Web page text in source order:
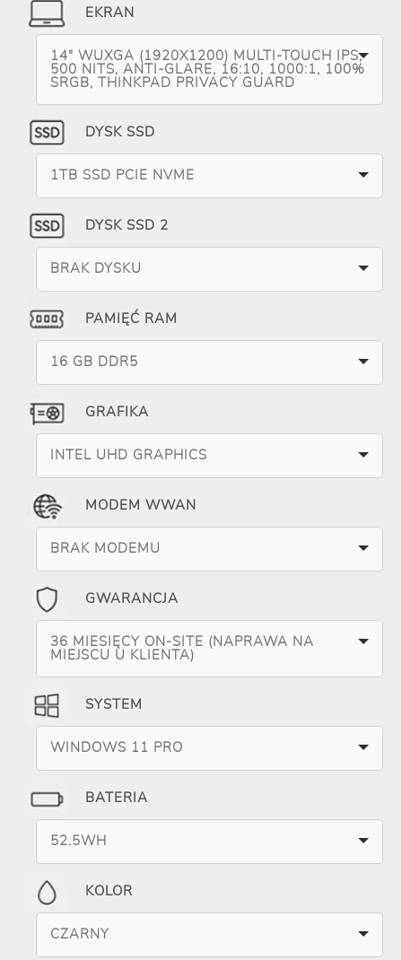
EKRAN
14" WUXGA (1920X1200) MULTI-TOUCH IPS,
500 NITS, ANTI-GLARE, 16:10, 1000:1, 100%
SRGB, THINKPAD PRIVACY GUARD
DYSK SSD
1TB SSD PCIE NVME
DYSK SSD 2
BRAK DYSKU
PAMIĘĆ RAM
16 GB DDR5
GRAFIKA
INTEL UHD GRAPHICS
MODEM WWAN
BRAK MODEMU
GWARANCJA
36 MIESIĘCY ON-SITE (NAPRAWA NA
MIEJSCU U KLIENTA)
SYSTEM
WINDOWS 11 PRO
BATERIA
52.5WH
KOLOR
CZARNY